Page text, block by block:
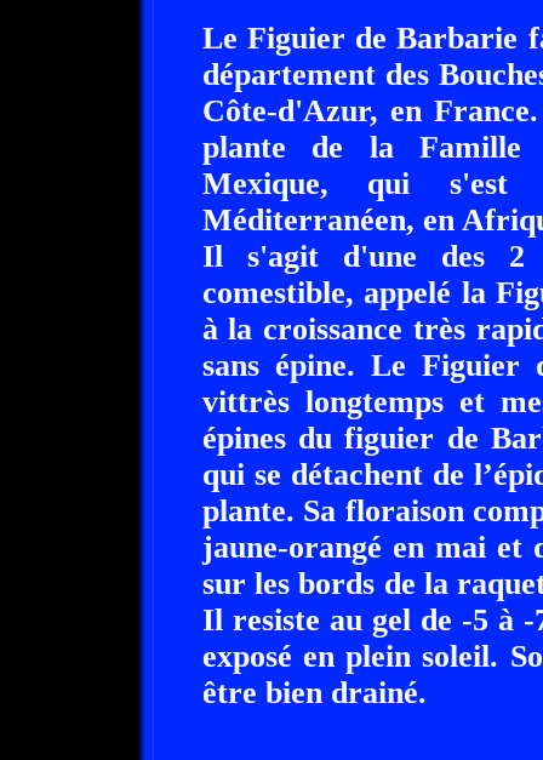
Le Figuier de Barbarie
département des
Côte-d'Azur, en
plante de la Famille
Mexique, qui s'est
Méditerranéen, en
Il s'agit d'une des 2
comestible, appelé la
à la croissance très
sans épine. Le
vittrès longtemps et
épines du figuier de
qui se détachent de
plante. Sa floraison
jaune-orangé en mai et
sur les bords de la
Il resiste au gel de -5 à
exposé en plein soleil.
être bien drainé.